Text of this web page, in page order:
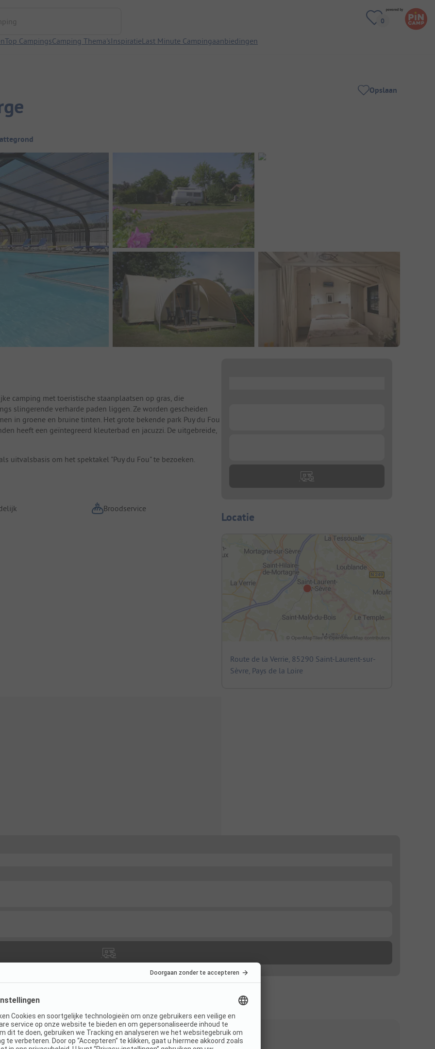
Top CampingsCamping Thema'sInspiratieLast Minute Campingaanbiedingen
Opslaan
camping met toeristische staanplaatsen op gras, die
slingerende verharde paden liggen. Ze worden gescheiden
in groene en bruine tinten. Het grote bekende park Puy du Fou
heeft een geïntegreerd kleuterbad en jacuzzi. De uitgebreide,
uitvalsbasis om het spektakel "Puy du Fou" te bezoeken.
Broodservice
Locatie
Route de la Verrie, 85290 Saint-Laurent-sur-
Sèvre, Pays de la Loire
(17)